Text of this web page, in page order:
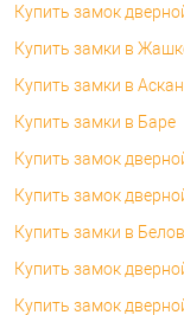
Купить замок
Купить замки в
Купить замки в
Купить замки в Баре
Купить замок
Купить замок
Купить замки в
Купить замок
Купить замок